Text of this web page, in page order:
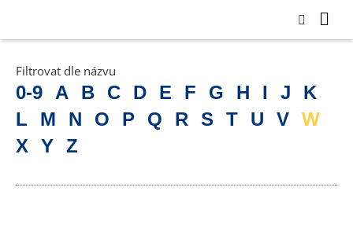
Filtrovat dle názvu
0-9 A B C D E F G H I J
K
L
M N O P Q R S T U V W
X
Y Z